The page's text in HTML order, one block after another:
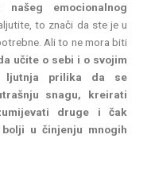
emocionalnog
to znači da ste je u
Ali to ne mora biti
učite o sebi i o svojim
ljutnja prilika da se
snagu, kreirati
druge i čak
u činjenju mnogih